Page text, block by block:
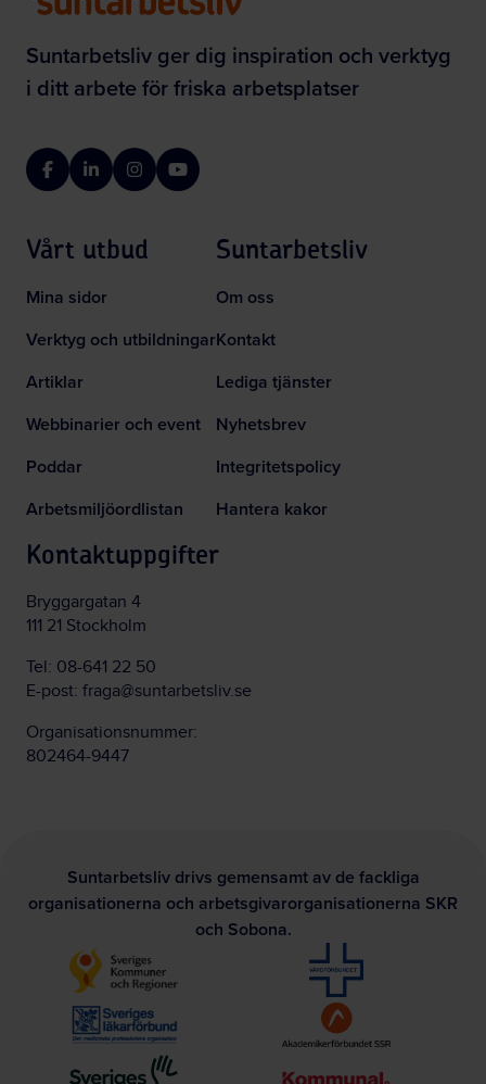
Suntarbetsliv ger dig inspiration och verktyg
i ditt arbete för friska arbetsplatser
FacebookLinkedInInstagramYouTube
Vårt utbud
Mina sidor
Verktyg och utbildningar
Artiklar
Webbinarier och event
Poddar
Arbetsmiljöordlistan
Suntarbetsliv
Om oss
Kontakt
Lediga tjänster
Nyhetsbrev
Integritetspolicy
Hantera kakor
Kontaktuppgifter
Bryggargatan 4
111 21 Stockholm
Tel: 08-641 22 50
E-post: fraga@suntarbetsliv.se
Organisationsnummer:
802464-9447
Suntarbetsliv drivs gemensamt av de fackliga
organisationerna och arbetsgivarorganisationerna SKR
och Sobona.